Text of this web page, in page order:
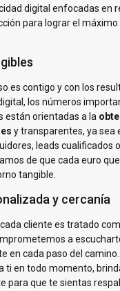
digital enfocadas en
para lograr el
es contigo y con los
los números
están orientadas a la
y transparentes, ya sea
leads cualificados
de que cada euro
tangible.
y cercanía
cliente es tratado
a
en cada paso del
ti en todo momento,
para que te sientas